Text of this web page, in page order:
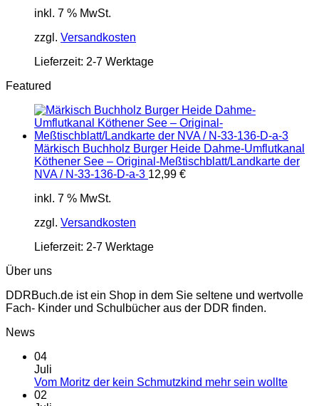
inkl. 7 % MwSt.
zzgl. Versandkosten
Lieferzeit: 2-7 Werktage
Featured
Märkisch Buchholz Burger Heide Dahme-Umflutkanal
Köthener See – Original-Meßtischblatt/Landkarte der
NVA / N-33-136-D-a-3 12,99 €
inkl. 7 % MwSt.
zzgl. Versandkosten
Lieferzeit: 2-7 Werktage
Über uns
DDRBuch.de ist ein Shop in dem Sie seltene und wertvolle
Fach- Kinder und Schulbücher aus der DDR finden.
News
04
Juli
Vom Moritz der kein Schmutzkind mehr sein wollte
02